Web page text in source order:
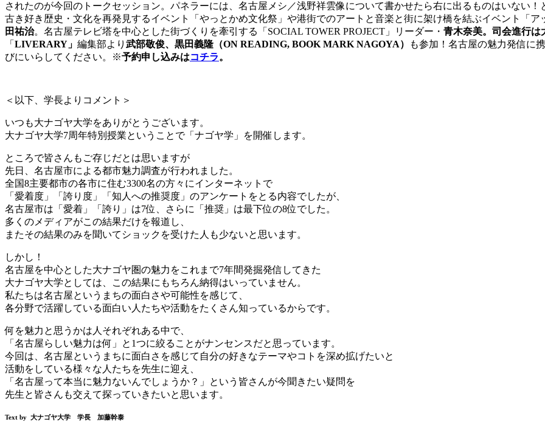
されたのが今回のトークセッション。パネラーには、名古屋メシ／浅野祥雲像について書かせたら右に出るものはいない！
古き好き歴史・文化を再発見するイベント「やっとかめ文化祭」や港街でのアートと音楽と街に架け橋を結ぶイベント「
田祐治。名古屋テレビ塔を中心とした街づくりを牽引する「SOCIAL TOWER PROJECT」リーダー・ 青木奈美。司会進行は
「 LIVERARY」 編集部より 武部敬俊、黒田義隆（ON READING, BOOK MARK NAGOYA）
も参加！名古屋の魅力発信に
びにいらしてください。※予約申し込みはコチラ。
＜以下、学長よりコメント＞
いつも大ナゴヤ大学をありがとうございます。
大ナゴヤ大学7周年特別授業ということで「ナゴヤ学」を開催します。
ところで皆さんもご存じだとは思いますが
先日、名古屋市による都市魅力調査が行われました。
全国8主要都市の各市に住む3300名の方々にインターネットで
「愛着度」「誇り度」「知人への推奨度」のアンケートをとる内容でしたが、
名古屋市は「愛着」「誇り」は7位、さらに「推奨」は最下位の8位でした。
多くのメディアがこの結果だけを報道し、
またその結果のみを聞いてショックを受けた人も少ないと思います。
しかし！
名古屋を中心とした大ナゴヤ圏の魅力をこれまで7年間発掘発信してきた
大ナゴヤ大学としては、この結果にもちろん納得はいっていません。
私たちは名古屋というまちの面白さや可能性を感じて、
各分野で活躍している面白い人たちや活動をたくさん知っているからです。
何を魅力と思うかは人それぞれある中で、
「名古屋らしい魅力は何」と1つに絞ることがナンセンスだと思っています。
今回は、名古屋というまちに面白さを感じて自分の好きなテーマやコトを深め拡げたいと
活動をしている様々な人たちを先生に迎え、
「名古屋って本当に魅力ないんでしょうか？」という皆さんが今聞きたい疑問を
先生と皆さんも交えて探っていきたいと思います。
Text by 大ナゴヤ大学 学長 加藤幹泰